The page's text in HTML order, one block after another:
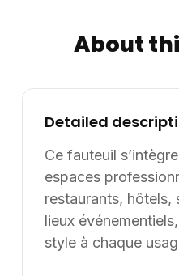
même dans des espaces
compromettre sa
coloris pour répondre au
chaque projet. Informations complémentaires :
Dimensions / données
Supply8 accompagne les
restauration, de
environnements de
d’aménagement, en France
About
Detailed
Ce fauteuil
espaces
restaurants, hôtels,
lieux
style à chaque